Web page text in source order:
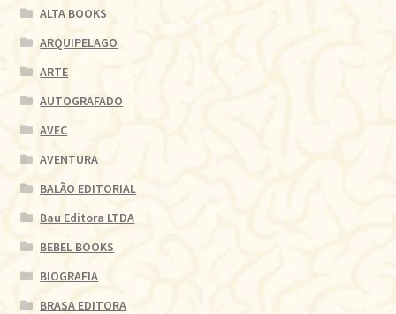
ALTA BOOKS
ARQUIPELAGO
ARTE
AUTOGRAFADO
AVEC
AVENTURA
BALÃO EDITORIAL
Bau Editora LTDA
BEBEL BOOKS
BIOGRAFIA
BRASA EDITORA